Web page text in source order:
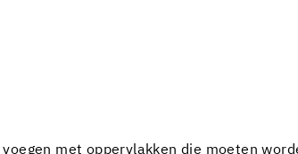
met oppervlakken die moeten